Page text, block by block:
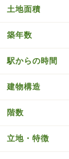
土地面積
築年数
駅からの時間
建物構造
階数
立地・特徴